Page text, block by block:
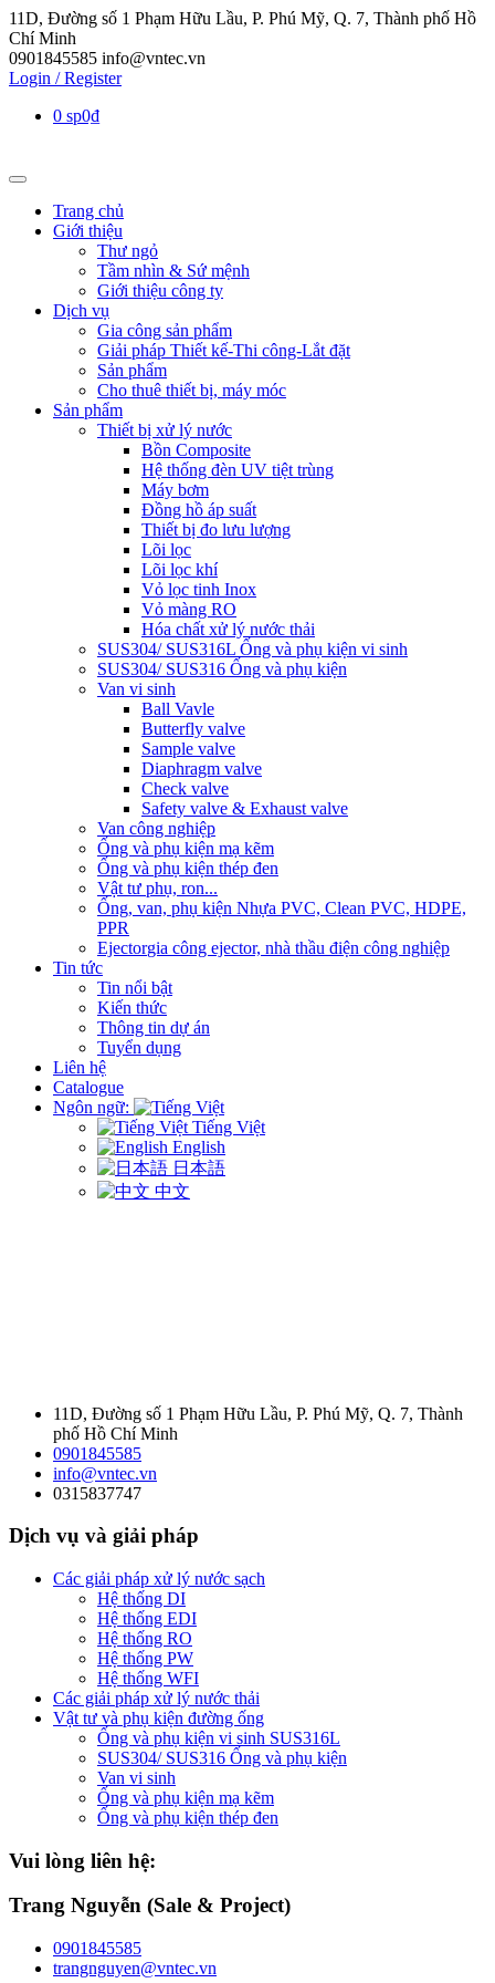
11D, Đường số 1 Phạm Hữu Lầu, P. Phú Mỹ, Q. 7, Thành phố Hồ
Chí Minh
0901845585 info@vntec.vn
Login / Register
0 sp0₫
Trang chủ
Giới thiệu
Thư ngỏ
Tầm nhìn & Sứ mệnh
Giới thiệu công ty
Dịch vụ
Gia công sản phẩm
Giải pháp Thiết kế-Thi công-Lắt đặt
Sản phẩm
Cho thuê thiết bị, máy móc
Sản phẩm
Thiết bị xử lý nước
Bồn Composite
Hệ thống đèn UV tiệt trùng
Máy bơm
Đồng hồ áp suất
Thiết bị đo lưu lượng
Lõi lọc
Lõi lọc khí
Vỏ lọc tinh Inox
Vỏ màng RO
Hóa chất xử lý nước thải
SUS304/ SUS316L Ống và phụ kiện vi sinh
SUS304/ SUS316 Ống và phụ kiện
Van vi sinh
Ball Vavle
Butterfly valve
Sample valve
Diaphragm valve
Check valve
Safety valve & Exhaust valve
Van công nghiệp
Ống và phụ kiện mạ kẽm
Ống và phụ kiện thép đen
Vật tư phụ, ron...
Ống, van, phụ kiện Nhựa PVC, Clean PVC, HDPE,
PPR
Ejectorgia công ejector, nhà thầu điện công nghiệp
Tin tức
Tin nổi bật
Kiến thức
Thông tin dự án
Tuyển dụng
Liên hệ
Catalogue
Ngôn ngữ:
Tiếng Việt
English
日本語
中文
11D, Đường số 1 Phạm Hữu Lầu, P. Phú Mỹ, Q. 7, Thành
phố Hồ Chí Minh
0901845585
info@vntec.vn
0315837747
Dịch vụ và giải pháp
Các giải pháp xử lý nước sạch
Hệ thống DI
Hệ thống EDI
Hệ thống RO
Hệ thống PW
Hệ thống WFI
Các giải pháp xử lý nước thải
Vật tư và phụ kiện đường ống
Ống và phụ kiện vi sinh SUS316L
SUS304/ SUS316 Ống và phụ kiện
Van vi sinh
Ống và phụ kiện mạ kẽm
Ống và phụ kiện thép đen
Vui lòng liên hệ:
Trang Nguyễn (Sale & Project)
0901845585
trangnguyen@vntec.vn